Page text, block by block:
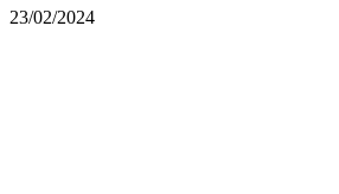
23/02/2024